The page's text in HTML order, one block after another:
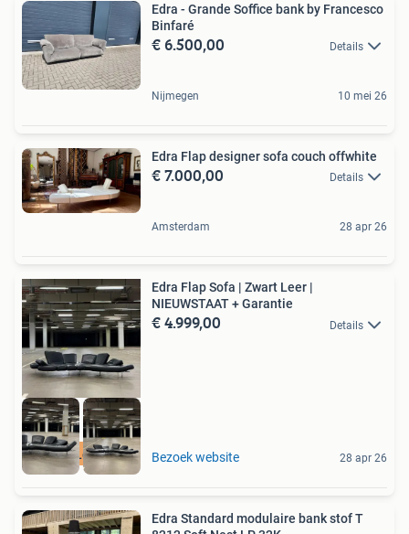
Edra - Grande Soffice bank by Francesco
Binfaré
€ 6.500,00 Details
Nijmegen 10 mei 26
Edra Flap designer sofa couch offwhite
€ 7.000,00 Details
Amsterdam 28 apr 26
Gratis Levering
Edra Flap Sofa | Zwart Leer |
NIEUWSTAAT + Garantie
€ 4.999,00 Details
Bezoek website 28 apr 26
Edra Standard modulaire bank stof T